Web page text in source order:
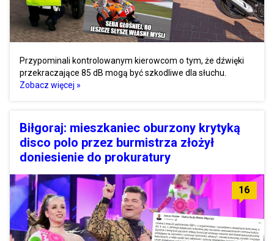
Przypominali kontrolowanym kierowcom o tym, że dźwięki
przekraczające 85 dB mogą być szkodliwe dla słuchu.
Zobacz więcej »
Biłgoraj: mieszkaniec oburzony krytyką
disco polo przez burmistrza złożył
doniesienie do prokuratury
16